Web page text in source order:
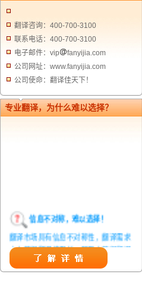
翻译咨询：400-700-3100
联系电话：400-700-3100
电子邮件：vip
fanyijia.com
公司网址：www.fanyijia.com
公司使命：翻译佳天下！
专业翻译，为什么难以选择？
信息不对称，难以选择！
翻译市场具有信息不对称性，翻译需求
方在获得翻译结果前，甚至在获得翻译
结果后，都无法准确判定翻译质量。从
而给劣质翻译者提供了一定生存条件，